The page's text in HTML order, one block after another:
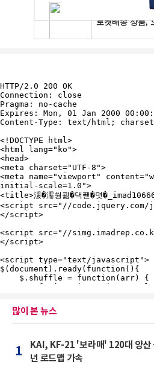
많이 본 뉴스
1
KAI, KF-21 '보라매' 120대 양
년 로드맵 가속